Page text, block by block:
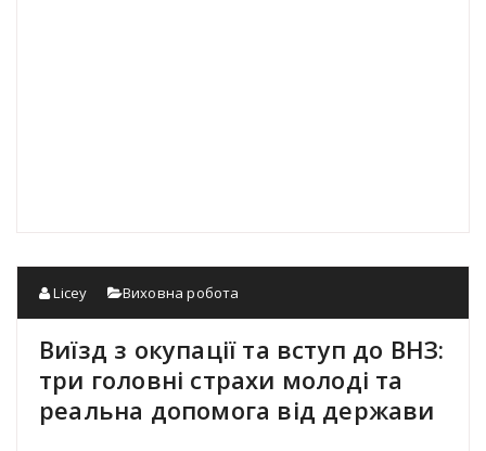
Licey Виховна робота
Виїзд з окупації та вступ до ВНЗ:
три головні страхи молоді та
реальна допомога від держави